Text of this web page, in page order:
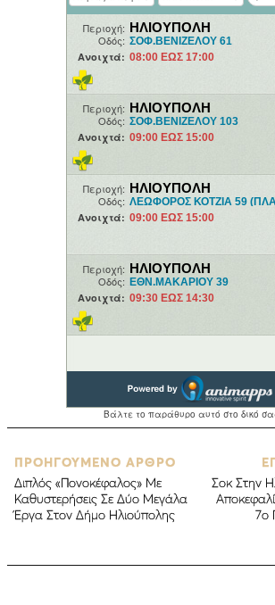
ΠΡΟΗΓΟΥΜΕΝΟ ΑΡΘΡΟ
Διπλός «Πονοκέφαλος» Με
Καθυστερήσεις Σε Δύο Μεγάλα
Έργα Στον Δήμο Ηλιούπολης
Σοκ Στην
7ο